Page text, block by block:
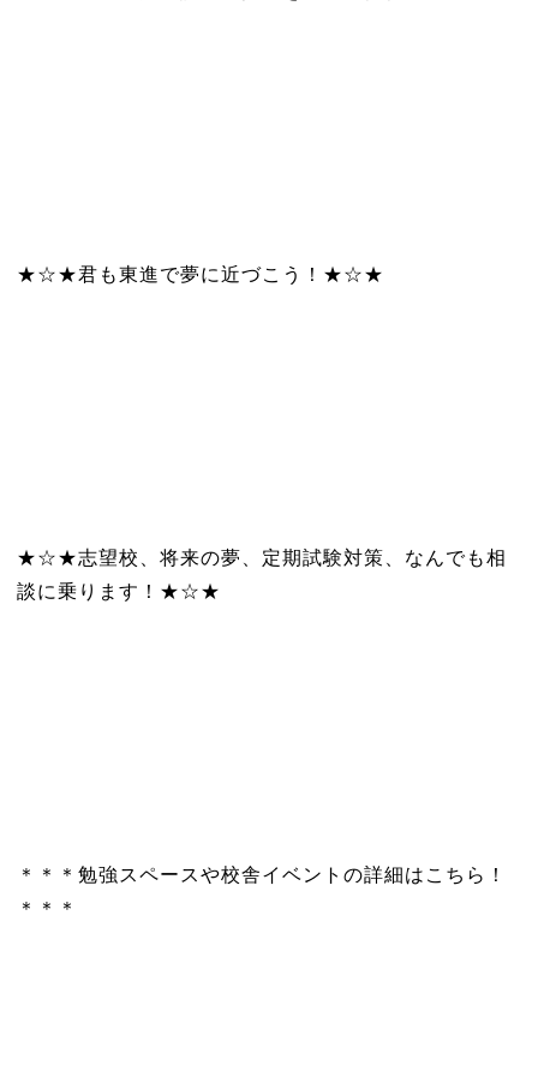
★☆★君も東進で夢に近づこう！★☆★
★☆★志望校、将来の夢、定期試験対策、なんでも相
談に乗ります！★☆★
＊＊＊勉強スペースや校舎イベントの詳細はこちら！
＊＊＊